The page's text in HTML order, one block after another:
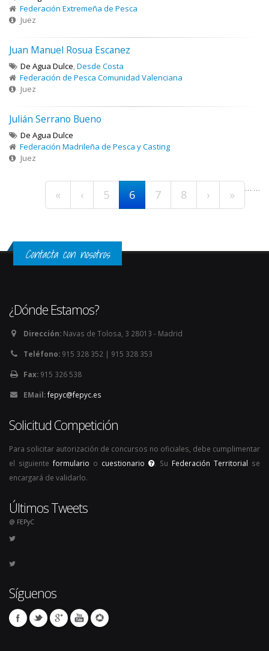
Federación Extremeña de Pesca
Juez
Juan Manuel Rosua Escanez
De Agua Dulce,Desde Costa
Federación de Pesca Comunidad Valenciana
Juez
Julián Serrano Bueno
De Agua Dulce
Federación Madrileña de Pesca y Casting
Juez
Páginas
« ‹ …
5 6 7 8 …
› »
Contacta con nosotros
¿Dónde Estamos?
Dirección: Navas de Tolosa, 3 28013 - Madrid
Teléfono: 915 328 352 | 915 328 353
Fax: 915 326 538
EMail:fepyc@fepyc.es
Solicitud Competición
Para solicitar autorización de concursos no oficiales, debe cumplimentar
el siguiente formulario o cuestionario . Su Federación Territorial se
encargará de validarlo.
Últimos Tweets
@ FEPyC
Síguenos